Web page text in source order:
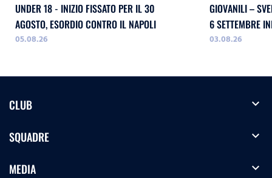
UNDER 18 - INIZIO FISSATO PER IL 30
AGOSTO, ESORDIO CONTRO IL NAPOLI
05.08.26
GIOVANILI –
03.08.26
CLUB expand_more
SQUADRE expand_more
MEDIA expand_more